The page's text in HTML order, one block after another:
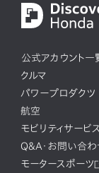
公式アカウント一
クルマ
パワープロダクツ
航空
モビリティサービス
Q&A・お問い合わ
モータースポーツ